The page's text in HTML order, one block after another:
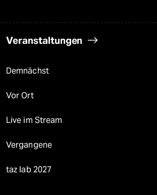
Veranstaltungen
Demnächst
Vor Ort
Live im Stream
Vergangene
taz lab 2027